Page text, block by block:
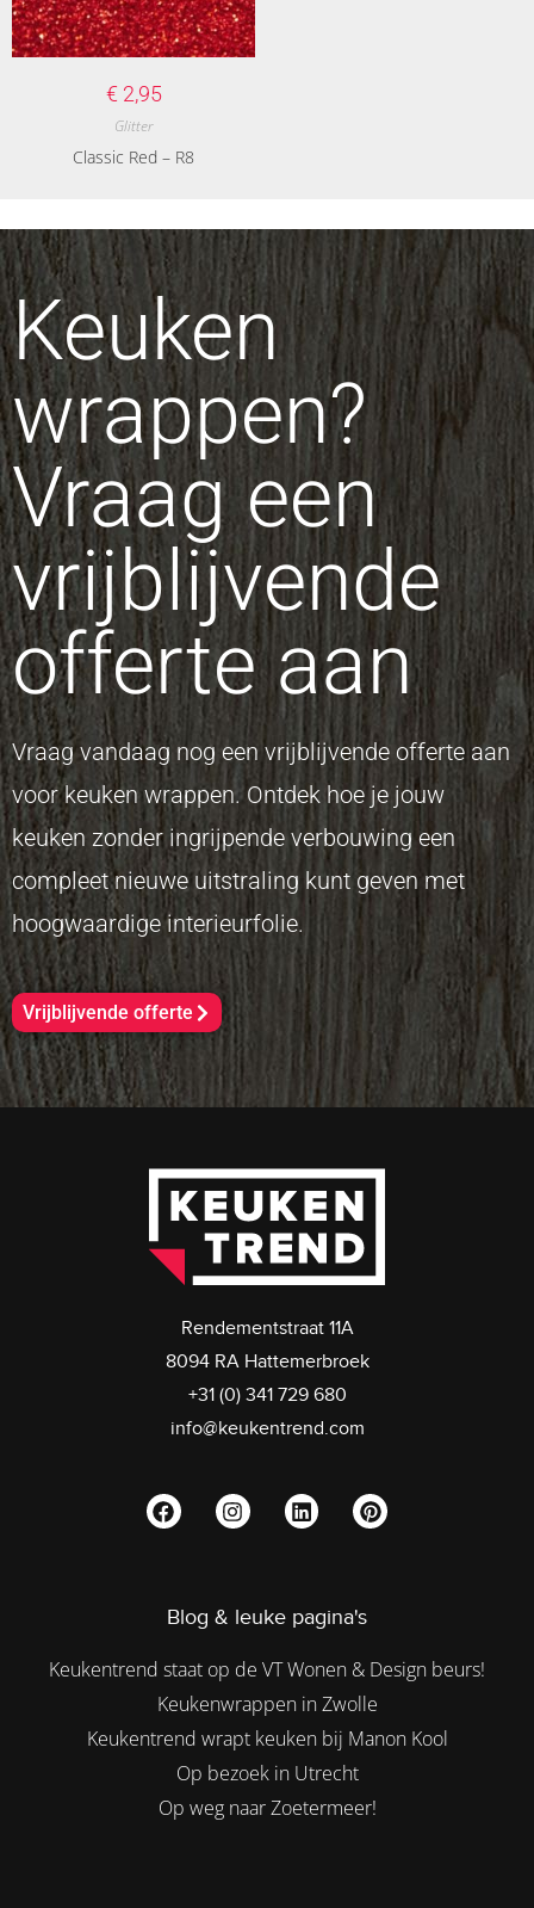
€ 2,95
Glitter
Classic Red – R8
Keuken
wrappen?
Vraag een
vrijblijvende
offerte aan
Vraag vandaag nog een vrijblijvende offerte aan
voor keuken wrappen. Ontdek hoe je jouw
keuken zonder ingrijpende verbouwing een
compleet nieuwe uitstraling kunt geven met
hoogwaardige interieurfolie.
Vrijblijvende offerte
Rendementstraat 11A
8094 RA Hattemerbroek
+31 (0) 341 729 680
info@keukentrend.com
Blog & leuke pagina's
Keukentrend staat op de VT Wonen & Design beurs!
Keukenwrappen in Zwolle
Keukentrend wrapt keuken bij Manon Kool
Op bezoek in Utrecht
Op weg naar Zoetermeer!